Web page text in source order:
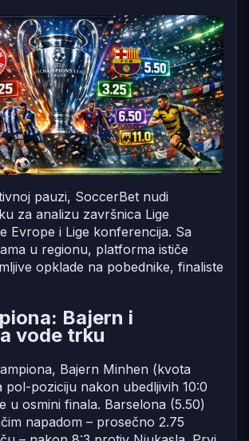
pauzi, SoccerBet nudi
za analizu završnica Lige
Evrope i Lige konferencija. Sa
u regionu, platforma ističe
opklade na pobednike, finaliste
Bajern i
vode trku
Bajern Minhen (kvota
pol-poziciju nakon ubedljivih 10:0
u osmini finala. Barselona (5.50)
napadom – prosečno 2.75